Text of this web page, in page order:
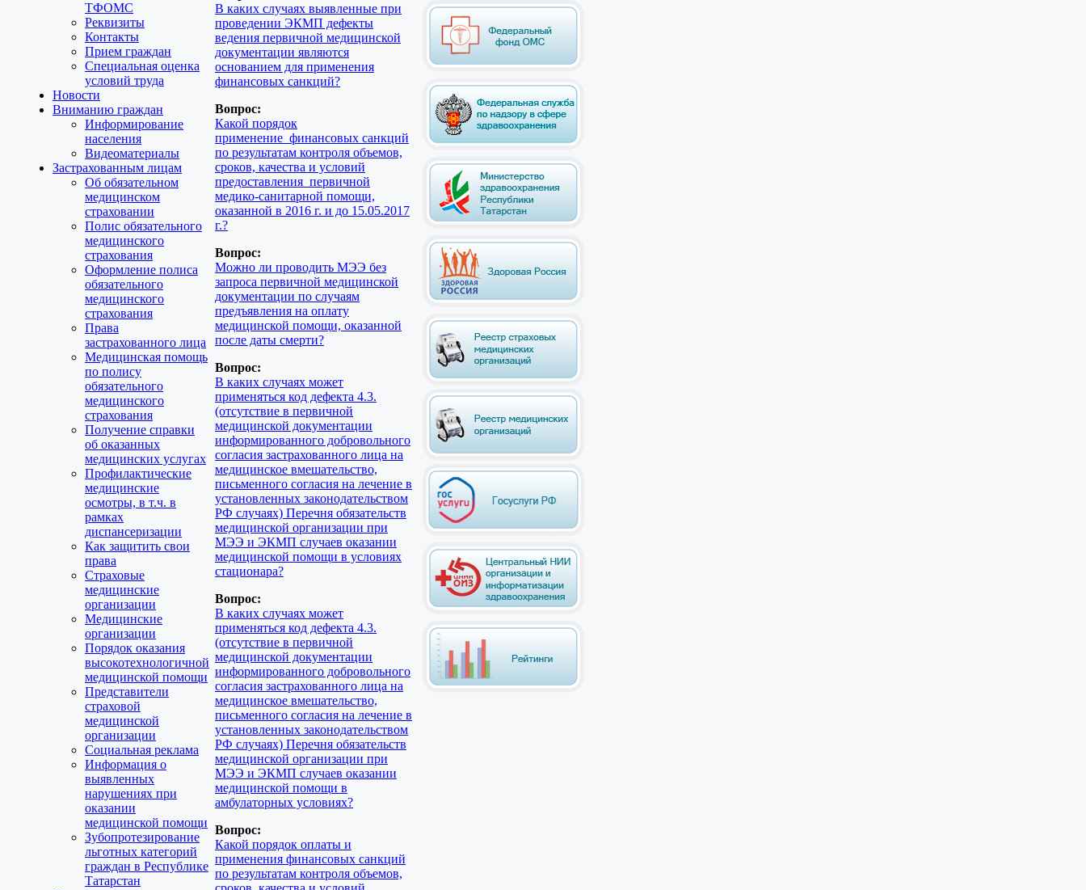
ТФОМС
Реквизиты
Контакты
Прием граждан
Специальная оценка
условий труда
Новости
Вниманию граждан
Информирование
населения
Видеоматериалы
Застрахованным лицам
Об обязательном
медицинском
страховании
Полис обязательного
медицинского
страхования
Оформление полиса
обязательного
медицинского
страхования
Права
застрахованного лица
Медицинская помощь
по полису
обязательного
медицинского
страхования
Получение справки
об оказанных
медицинских услугах
Профилактические
медицинские
осмотры, в т.ч. в
рамках
диспансеризации
Как защитить свои
права
Страховые
медицинские
организации
Медицинские
организации
Порядок оказания
высокотехнологичной
медицинской помощи
Представители
страховой
медицинской
организации
Социальная реклама
Информация о
выявленных
нарушениях при
оказании
медицинской помощи
Зубопротезирование
льготных категорий
граждан в Республике
Татарстан
В каких случаях выявленные при
проведении ЭКМП дефекты
ведения первичной медицинской
документации являются
основанием для применения
финансовых санкций?
Вопрос:
Какой порядок
применение финансовых санкций
по результатам контроля объемов,
сроков, качества и условий
предоставления первичной
медико-санитарной помощи,
оказанной в 2016 г. и до 15.05.2017
г.?
Вопрос:
Можно ли проводить МЭЭ без
запроса первичной медицинской
документации по случаям
предъявления на оплату
медицинской помощи, оказанной
после даты смерти?
Вопрос:
В каких случаях может
применяться код дефекта 4.3.
(отсутствие в первичной
медицинской документации
информированного добровольного
согласия застрахованного лица на
медицинское вмешательство,
письменного согласия на лечение в
установленных законодательством
РФ случаях) Перечня обязательств
медицинской организации при
МЭЭ и ЭКМП случаев оказании
медицинской помощи в условиях
стационара?
Вопрос:
В каких случаях может
применяться код дефекта 4.3.
(отсутствие в первичной
медицинской документации
информированного добровольного
согласия застрахованного лица на
медицинское вмешательство,
письменного согласия на лечение в
установленных законодательством
РФ случаях) Перечня обязательств
медицинской организации при
МЭЭ и ЭКМП случаев оказании
медицинской помощи в
амбулаторных условиях?
Вопрос:
Какой порядок оплаты и
применения финансовых санкций
по результатам контроля объемов,